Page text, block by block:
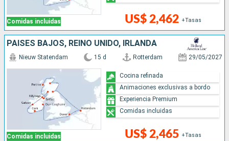
Comidas incluidas US$ 2,462 +Tasas
PAISES BAJOS, REINO UNIDO, IRLANDA
Comidas incluidas
Nieuw Statendam 15 d Rotterdam 29/05/2027
US$ 2,465 +Tasas
Cocina refinada
Animaciones exclusivas a bordo
Experiencia Premium
Comidas incluidas